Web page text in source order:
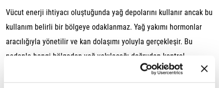
Vücut enerji ihtiyacı oluştuğunda yağ depolarını kullanır ancak bu
kullanım belirli bir bölgeye odaklanmaz. Yağ yakımı hormonlar
aracılığıyla yönetilir ve kan dolaşımı yoluyla gerçekleşir. Bu
nedenle hangi bölgeden yağ yakılacağı doğrudan kontrol